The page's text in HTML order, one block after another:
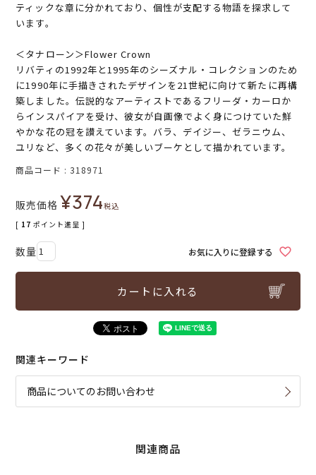
ティックな章に分かれており、個性が支配する物語を探求して
います。
＜タナローン＞Flower Crown
リバティの1992年と1995年のシーズナル・コレクションのため
に1990年に手描きされたデザインを21世紀に向けて新たに再構
築しました。伝説的なアーティストであるフリーダ・カーロか
らインスパイアを受け、彼女が自画像でよく身につけていた鮮
やかな花の冠を讃えています。バラ、デイジー、ゼラニウム、
ユリなど、多くの花々が美しいブーケとして描かれています。
商品コード 318971
販売価格 ¥374税込
[ 17 ポイント進呈 ]
お気に入りに登録する
カートに入れる
関連キーワード
商品についてのお問い合わせ
関連商品